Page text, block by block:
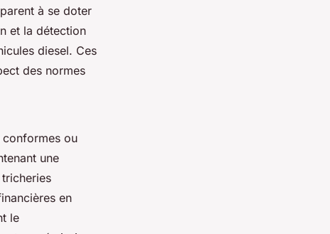
à se doter
et la détection
diesel. Ces
des normes
conformes ou
une
en
le